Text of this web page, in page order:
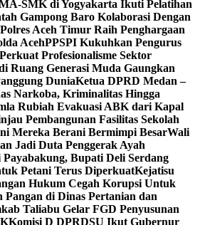
SMK di Yogyakarta Ikuti Pelatihan
Gampong Baro Kolaborasi Dengan
Polres Aceh Timur Raih Penghargaan
AcehPPSPI Kukuhkan Pengurus
Profesionalisme Sektor
Ruang Generasi Muda Gaungkan
DuniaKetua DPRD Medan –
Narkoba, Kriminalitas Hingga
Rubiah Evakuasi ABK dari Kapal
Pembangunan Fasilitas Sekolah
Mereka Berani Bermimpi BesarWali
Jadi Duta Penggerak Ayah
Payabakung, Bupati Deli Serdang
Petani Terus DiperkuatKejatisu
Hukum Cegah Korupsi Untuk
di Dinas Pertanian dan
Taliabu Gelar FGD Penyusunan
Komisi D DPRDSU Ikut Gubernur